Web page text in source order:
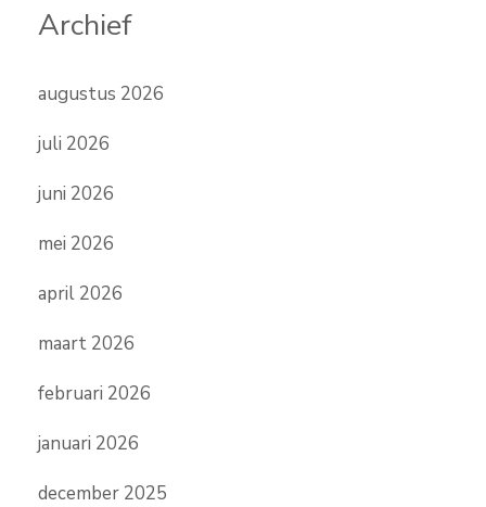
Archief
augustus 2026
juli 2026
juni 2026
mei 2026
april 2026
maart 2026
februari 2026
januari 2026
december 2025